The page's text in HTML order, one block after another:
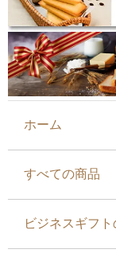
ホーム
すべての商品
ビジネスギフ